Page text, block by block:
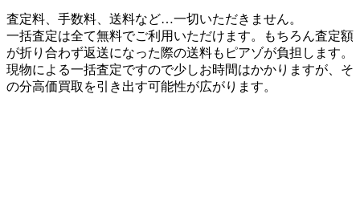
査定料、手数料、送料など…一切いただきません。
一括査定は全て無料でご利用いただけます。もちろん査定額
が折り合わず返送になった際の送料もピアゾが負担します。
現物による一括査定ですので少しお時間はかかりますが、そ
の分高価買取を引き出す可能性が広がります。